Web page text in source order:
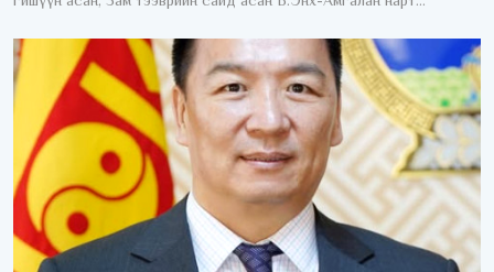
Чингэлтэй дүүргийн